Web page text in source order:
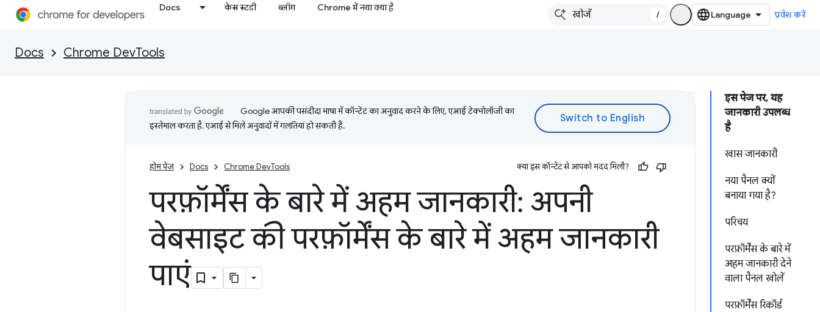
Docs केस स्टडी ब्लॉग Chrome में नया क्या है
/ प्रवेश करें
Docs Chrome DevTools
इस पेज पर, यह
जानकारी उपलब्ध
है
खास जानकारी
नया पैनल क्यों
बनाया गया है?
परिचय
परफ़ॉर्मेंस के बारे में
अहम जानकारी देने
वाला पैनल खोलें
परफ़ॉर्मेंस रिकॉर्ड
Google आपकी पसंदीदा भाषा में कॉन्टेंट का अनुवाद करने के लिए, एआई टेक्नोलॉजी का
इस्तेमाल करता है. एआई से मिले अनुवादों में गलतियां हो सकती हैं.
होम पेज Docs Chrome DevTools क्या इस कॉन्टेंट से आपको मदद मिली?
परफ़ॉर्मेंस के बारे में अहम जानकारी: अपनी
वेबसाइट की परफ़ॉर्मेंस के बारे में अहम जानकारी
पाएं